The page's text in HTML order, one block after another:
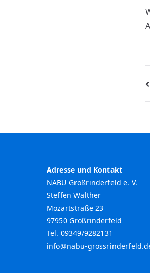
Adresse und Kontakt
NABU Großrinderfeld e. V.
Steffen Walther
Mozartstraße 23
97950 Großrinderfeld
Tel. 09349/9282131
info@nabu-